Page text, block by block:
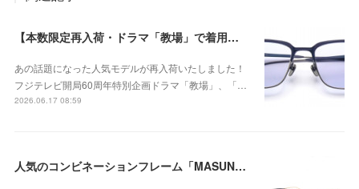
【本数限定再入荷・ドラマ「教場」で着用されていた人気モデル】MASUNAGA WALDORF（ウォルドルフ） #35・教場カラーレンズカスタムが再入荷！
あの話題になった人気モデルが再入荷いたしました！
フジテレビ開局60周年特別企画ドラマ「教場」、「…
2026.06.17 08:59
人気のコンビネーションフレーム「MASUNAGA since1905（マスナガ） GMS-823 #B1(Black / Gold)Limited Edition（限定カラー）」が再入荷！